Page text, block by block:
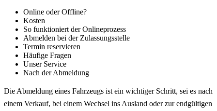
Online oder Offline?
Kosten
So funktioniert der Onlineprozess
Abmelden bei der Zulassungsstelle
Termin reservieren
Häufige Fragen
Unser Service
Nach der Abmeldung
Die Abmeldung eines Fahrzeugs ist ein wichtiger Schritt, sei es nach
einem Verkauf, bei einem Wechsel ins Ausland oder zur endgültigen